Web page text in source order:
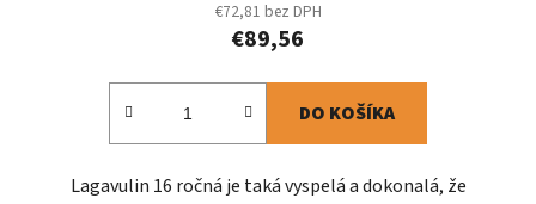
€72,81 bez DPH
€89,56
DO KOŠÍKA
Lagavulin 16 ročná je taká vyspelá a dokonalá, že